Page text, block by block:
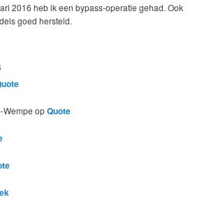
2016 heb ik een bypass-operatie gehad. Ook
goed hersteld.
Wempe opQuote